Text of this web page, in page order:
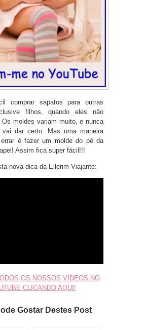
comprar sapatos para outras
filhos, quando eles não
moldes variam muito, e nunca
vai dar certo. Mas uma maneira
é fazer um molde do pé da
Assim fica super fácil!!!
nova dica da Ellerim Viajante:
OS NOSSOS VÍDEOS NO
CLICANDO AQUI!
Gostar Destes Post